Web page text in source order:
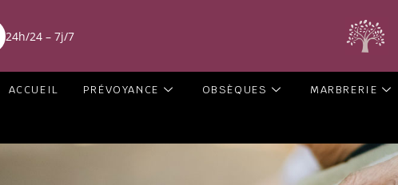
24h/24 – 7j/7
ACCUEIL PRÉVOYANCE OBSÈQUES MARBRERIE